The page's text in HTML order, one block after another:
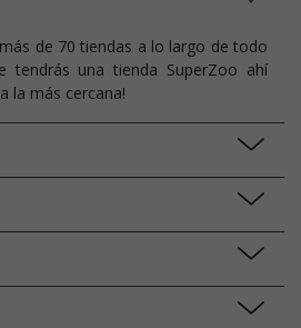
de 70 tiendas a lo largo de todo
tendrás una tienda SuperZoo ahí
la más cercana!